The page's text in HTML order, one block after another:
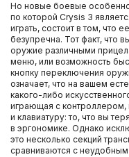
Но новые боевые
по которой Crysis 3
играть, состоит в том, что
безупречна. Тот факт, что
оружие различными
меню, или возможность
кнопку переключения
означает, что на вашем
какого-либо
играющая с контроллером,
и клавиатуру: то, что вы
в эргономике. Однако
это несколько секций
сравниваются с